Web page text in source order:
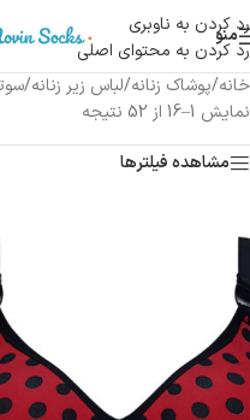
رد کردن به ناوبری
رد کردن به محتوای اصلی
منو
خانه/پوشاک زنانه/لباس زیر زنانه/
نمایش 1–16 از 52 نتیجه
مشاهده فیلترها